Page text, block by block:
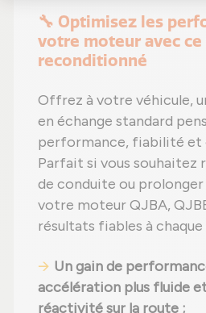
🔧 Optimisez les
votre moteur avec
reconditionné
Offrez à votre véhicule,
en échange standard
performance, fiabilité
Parfait si vous souhaitez
de conduite ou prolonger
votre moteur QJBA,
résultats fiables à
Un gain de
accélération plus fluide
réactivité sur la route ;